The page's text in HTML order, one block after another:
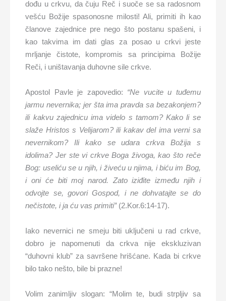
dođu u crkvu, da čuju Reč i suoče se sa radosnom
vešću Božije spasonosne milosti! Ali, primiti ih kao
članove zajednice pre nego što postanu spašeni, i
kao takvima im dati glas za posao u crkvi jeste
mrljanje čistote, kompromis sa principima Božije
Reči, i uništavanja duhovne sile crkve.
Apostol Pavle je zapovedio: “Ne vucite u tuđemu
jarmu nevernika; jer šta ima pravda sa bezakonjem?
ili kakvu zajednicu ima videlo s tamom? Kako li se
slaže Hristos s Velijarom? ili kakav del ima verni sa
nevernikom? Ili kako se udara crkva Božija s
idolima? Jer ste vi crkve Boga živoga, kao što reče
Bog: useliću se u njih, i živeću u njima, i biću im Bog,
i oni će biti moj narod. Zato iziđite između njih i
odvojte se, govori Gospod, i ne dohvatajte se do
nečistote, i ja ću vas primiti”(2.Kor.6:14-17).
Iako nevernici ne smeju biti uključeni u rad crkve,
dobro je napomenuti da crkva nije ekskluzivan
“duhovni klub” za savršene hrišćane. Kada bi crkve
bilo tako nešto, bile bi prazne!
Volim zanimljiv slogan: “Molim te, budi strpljiv sa